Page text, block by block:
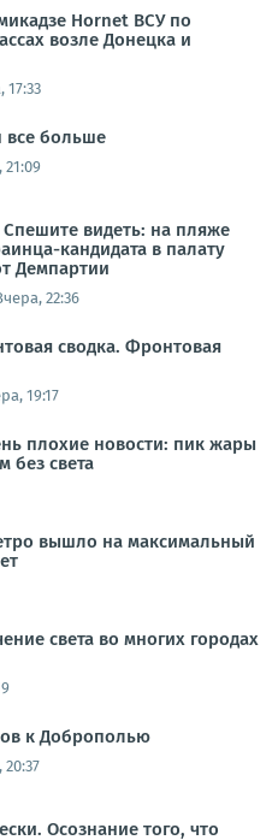
Hornet ВСУ по
возле Донецка и
17:33
все больше
21:09
видеть: на пляже
кандидата в палату
Демпартии
22:36
сводка. Фронтовая
19:17
плохие новости: пик жары
без света
вышло на максимальный
света во многих городах
к Доброполью
20:37
Осознание того, что